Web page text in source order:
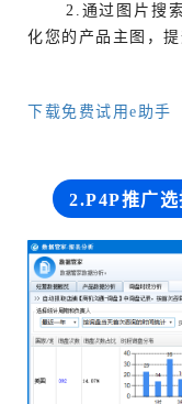
2.通过图片搜索
化您的产品主图，
下载免费试用e助手
2.P4P推广